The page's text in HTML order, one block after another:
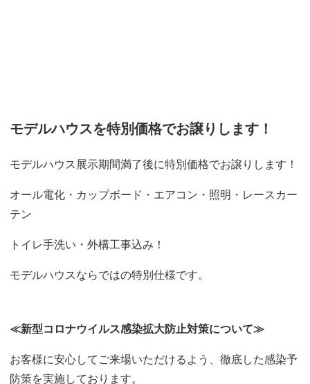
モデルハウスを特別価格でお譲りします！
モデルハウス展示期間満了後に特別価格でお譲りします！
オール電化・カップボード・エアコン・照明・レースカー
テン
トイレ手洗い・外構工事込み！
モデルハウスならではの特別仕様です。
≪新型コロナウイルス感染拡大防止対策について≫
お客様に安心してご来場いただけるよう、徹底した感染予
防策を実施しております。